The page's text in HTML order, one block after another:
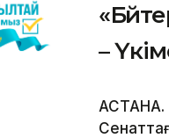
–
АСТАНА.